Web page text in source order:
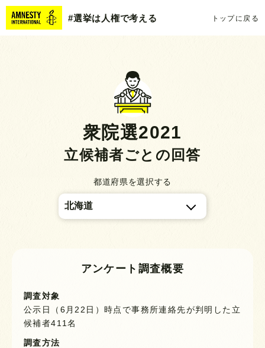
#選挙は人権で考える トップに戻る
衆院選2021
立候補者ごとの回答
都道府県を選択する
アンケート調査概要
調査対象
公示日（6月22日）時点で事務所連絡先が判明した立
候補者411名
調査方法